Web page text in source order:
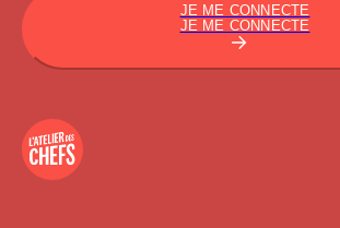
JE ME CONNECTE
JE ME CONNECTE